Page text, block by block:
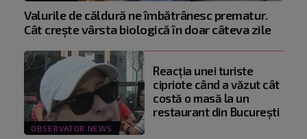
Valurile de căldură ne îmbătrânesc prematur.
Cât crește vârsta biologică în doar câteva zile
OBSERVATOR NEWS
Reacţia unei turiste
cipriote când a văzut cât
costă o masă la un
restaurant din Bucureşti